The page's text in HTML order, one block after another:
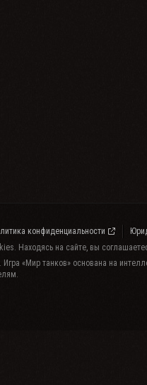
конфиденциальности
Находясь на сайте, вы
«Мир танков» основана на